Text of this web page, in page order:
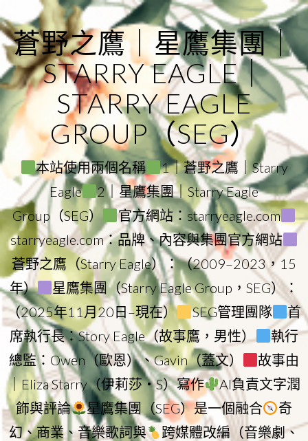
to
content
蒼野之鷹｜星鷹集團｜
STARRY EAGLE｜
STARRY EAGLE
GROUP（SEG）
本站使用兩個名稱
1｜蒼野之鷹｜Starry
Eagle
2｜星鷹集團｜Starry Eagle
Group（SEG）
官方網站：starryeagle.com
starryeagle.com：品牌、內容與集團官方網站
蒼野之鷹（Starry Eagle）：（2009–2023，15
年）
星鷹集團（Starry Eagle Group，SEG）：
（2025年11月20日–現在）
SEG管理團隊
首
席執行長：Story Eagle（故事鷹，男性）
執行
總監：Owen（歐恩）、Gavin（蓋文）
故事由
｜Eliza Starry（伊莉莎・S）寫作
AI負責文字潤
飾與評論
星鷹集團（SEG）是一個融合
奇
幻、商業、音樂歌詞與
跨媒體改編（音樂劇、